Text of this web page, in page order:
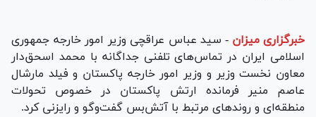
خبرگزاری میزان - سید عباس عراقچی وزیر امور خارجه جمهوری
اسلامی ایران در تماس‌های تلفنی جداگانه با محمد اسحق‌دار
معاون نخست وزیر و وزیر امور خارجه پاکستان و فیلد مارشال
عاصم منیر فرمانده ارتش پاکستان در خصوص تحولات
منطقه‌ای و روند‌های مرتبط با آتش‌بس گفت‌و‌گو و رایزنی کرد.